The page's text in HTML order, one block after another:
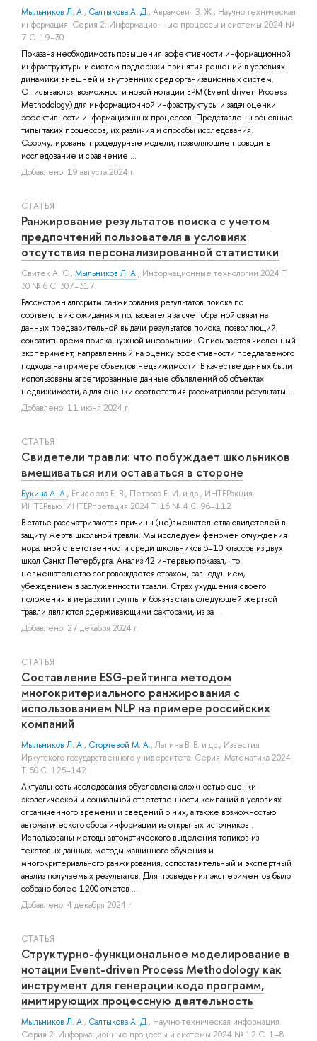
Мыльников Л. А., Салтыкова А. Д., Аврамович З. Ж., Научно-техническая
информация. Серия 2: Информационные процессы и системы 2024 №
7 С. 19–30
Показана необходимость повышения эффективности информационной
инфраструктуры и систем поддержки принятия решений в условиях
динамики внешней и внутренних сред организационных систем.
Описываются возможности новой нотации EPM (Event-driven Process
Methodology) для информационной инфраструктуры и задач оценки
эффективности информационных процессов. Представлены основные
типы таких процессов, их различия и способы исследования.
Сформулированы процедурные модели, позволяющие проводить
исследование и сравнение ...
Добавлено: 19 августа 2024 г.
СТАТЬЯ
Ранжирование результатов поиска с учетом
предпочтений пользователя в условиях
отсутствия персонализированной статистики
Свитек А. С., Мыльников Л. А., Информационные технологии 2024 Т.
30 № 6 С. 307–317
Рассмотрен алгоритм ранжирования результатов поиска по
соответствию ожиданиям пользователя за счет обратной связи на
данных предварительной выдачи результатов поиска, позволяющий
сократить время поиска нужной информации. Описывается численный
эксперимент, направленный на оценку эффективности предлагаемого
подхода на примере объектов недвижимости. В качестве данных были
использованы агрегированные данные объявлений об объектах
недвижимости, а для оценки соответствия рассматривали результаты ...
Добавлено: 11 июня 2024 г.
СТАТЬЯ
Свидетели травли: что побуждает школьников
вмешиваться или оставаться в стороне
Букина А. А., Елисеева Е. В., Петрова Е. И. и др., ИНТЕРакция.
ИНТЕРвью. ИНТЕРпретация 2024 Т. 16 № 4 С. 96–112
В статье рассматриваются причины (не)вмешательства свидетелей в
защиту жертв школьной травли. Мы исследуем феномен отчуждения
моральной ответственности среди школьников 8–10 классов из двух
школ Санкт-Петербурга. Анализ 42 интервью показал, что
невмешательство сопровождается страхом, равнодушием,
убеждением в заслуженности травли. Страх ухудшения своего
положения в иерархии группы и боязнь стать следующей жертвой
травли являются сдерживающими факторами, из-за ...
Добавлено: 27 декабря 2024 г.
СТАТЬЯ
Составление ESG-рейтинга методом
многокритериального ранжирования с
использованием NLP на примере российских
компаний
Мыльников Л. А., Сторчевой М. А., Лапина В. В. и др., Известия
Иркутского государственного университета. Серия: Математика 2024
Т. 50 С. 125–142
Актуальность исследования обусловлена сложностью оценки
экологической и социальной ответственности компаний в условиях
ограниченного времени и сведений о них, а также возможностью
автоматического сбора информации из открытых источников..
Использованы методы автоматического выделения топиков из
текстовых данных, методы машинного обучения и
многокритериального ранжирования, сопоставительный и экспертный
анализ получаемых результатов. Для проведения экспериментов было
собрано более 1200 отчетов ...
Добавлено: 4 декабря 2024 г.
СТАТЬЯ
Структурно-функциональное моделирование в
нотации Event-driven Process Methodology как
инструмент для генерации кода программ,
имитирующих процессную деятельность
Мыльников Л. А., Салтыкова А. Д., Научно-техническая информация.
Серия 2: Информационные процессы и системы 2024 № 12 С. 1–8